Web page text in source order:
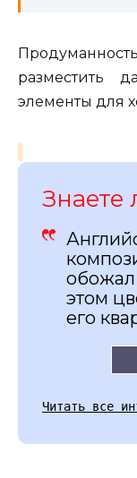
разместить
элементы для
Знаете
этом
его
Читать все